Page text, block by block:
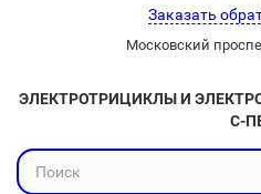
Заказать
Московский
ЭЛЕКТРОТРИЦИКЛЫ И
С-